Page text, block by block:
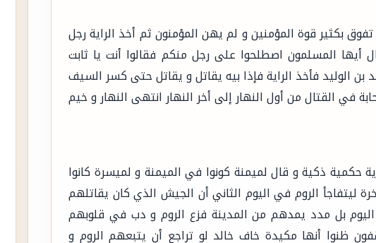
بكثير قوة المؤمنين و لم يهن المؤمنون ثم أخذ الراية رجل
أيها المسلمون اصطلحوا على رجل منكم فقالوا أنت يا ثابت
بن الوليد فأخذ الراية فإذا بيه يقاتل و يقاتل حتى كسر السيف
القتال من أول النهار إلى أخر النهار انتهى النهار و خيم
حكمية ذكية و قال لميمنة كونوا في الميمنة و لميسرة كانوا
ليتفاجأ الروم في اليوم الثاني أن الجيش الذي كان يقاتلهم
بل مدد يمدهم من المدينة فزع الروم و دب في قلوبهم
ظنوا أنها مكيدة خاف خالد لو تراجع أن يتبعهم الروم و